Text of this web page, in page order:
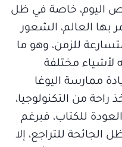
اليوم، خاصة في ظل
بها العالم، الشعور
للزمن، وهو ما
لأشياء مختلفة
ممارسة اليوغا
راحة من التكنولوجيا،
للكتاب، فبرغم
للتراجع، إلا